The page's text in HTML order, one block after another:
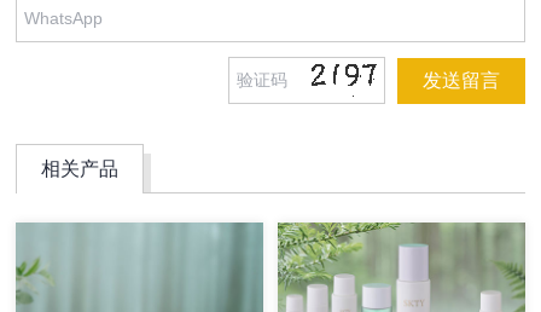
相关产品